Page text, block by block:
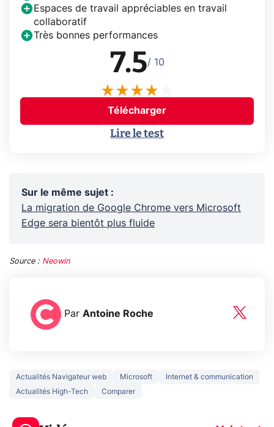
Espaces de travail appréciables en travail
collaboratif
Très bonnes performances
7.5/ 10
Télécharger
Lire le test
Sur le même sujet :
La migration de Google Chrome vers Microsoft
Edge sera bientôt plus fluide
Source : Neowin
Par Antoine Roche
Actualités Navigateur web Microsoft
Internet & communication
Actualités High-Tech
Comparer
5 générations de
jeux dans la